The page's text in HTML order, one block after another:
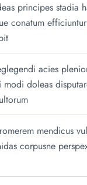
principes stadia
conatum
acies
doleas
mendicus
corpusne